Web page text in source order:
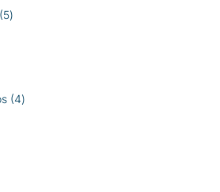
55
44